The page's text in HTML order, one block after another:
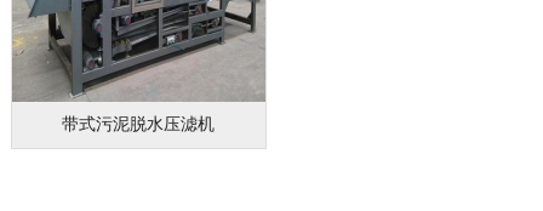
带式污泥脱水压滤机